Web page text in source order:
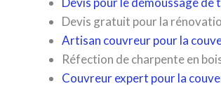
Devis gratuit pour la
Artisan couvreur pour la
Réfection de charpente en
Couvreur expert pour la